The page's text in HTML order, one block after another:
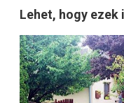
Lehet, hogy ezek